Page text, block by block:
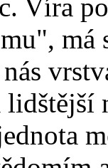
Víra
má